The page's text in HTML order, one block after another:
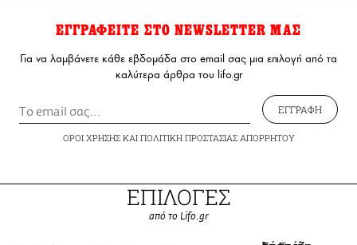
ΕΓΓΡΑΦΕΙΤΕ ΣΤΟ NEWSLETTER ΜΑΣ
Για να λαμβάνετε κάθε εβδομάδα στο email σας μια επιλογή από τα
καλύτερα άρθρα του lifo.gr
ΕΓΓΡΑΦΗ
ΟΡΟΙ ΧΡΗΣΗΣΚΑΙ ΠΟΛΙΤΙΚΗ ΠΡΟΣΤΑΣΙΑΣ ΑΠΟΡΡΗΤΟΥ
ΕΠΙΛΟΓΕΣ
από το Lifo.gr